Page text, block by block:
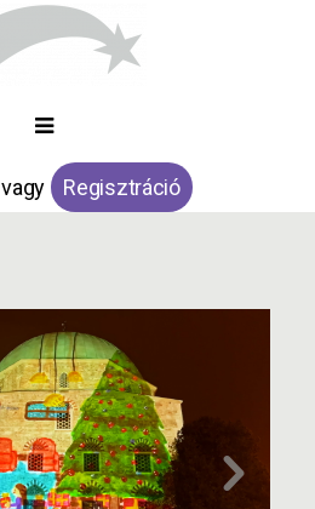
vagy Regisztráció